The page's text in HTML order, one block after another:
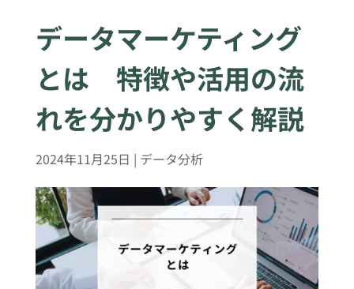
データマーケティング
とは 特徴や活用の流
れを分かりやすく解説
2024年11月25日 | データ分析